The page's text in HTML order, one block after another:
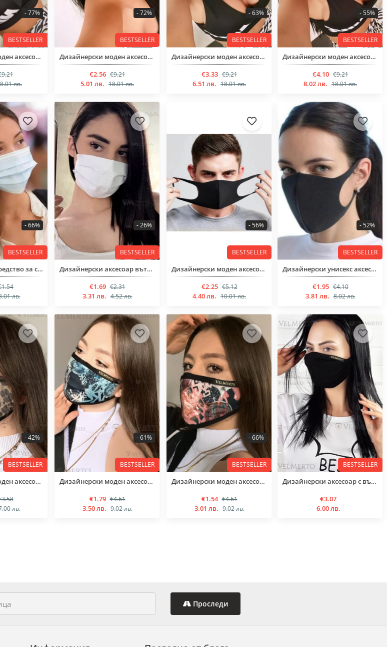
BESTSELLER
Дизайнерски моден аксесоар
- 77%
лв.
BESTSELLER
Дизайнерски моден аксесоар
€2.56 €9.21
- 72%
5.01 лв. 18.01 лв.
BESTSELLER
Дизайнерски моден аксесоар
€3.33 €9.21
- 63%
6.51 лв. 18.01 лв.
BESTSELLER
Дизайнерски моден аксесоар
€4.10 €9.21
- 55%
8.02 лв. 18.01 лв.
BESTSELLER
Предпазващо средство за спомагане, против рапространението на болести.
- 66%
лв.
BESTSELLER
Дизайнерски аксесоар вътрешен джоб,предназначен за филтър, или марля.Изработена е от висококачествен о
€1.69 €2.31
- 26%
3.31 лв. 4.52 лв.
BESTSELLER
Дизайнерски моден аксесоар
€2.25 €5.12
- 56%
4.40 лв. 10.01 лв.
BESTSELLER
Дизайнерски унисекс аксесоар, изработен от висококачествен непромокаем материал.
€1.95 €4.10
- 52%
3.81 лв. 8.02 лв.
BESTSELLER
Дизайнерски моден аксесоар с принт
- 42%
лв.
BESTSELLER
Дизайнерски моден аксесоар с принт
€1.79 €4.61
- 61%
3.50 лв. 9.02 лв.
BESTSELLER
Дизайнерски моден аксесоар с принт
€1.54 €4.61
- 66%
3.01 лв. 9.02 лв.
BESTSELLER
Дизайнерски аксесоар с вътрешен джоб, предназначен за филтър, или марля.Изработена е от висококачествен орга
€3.07
6.00 лв.
Проследи